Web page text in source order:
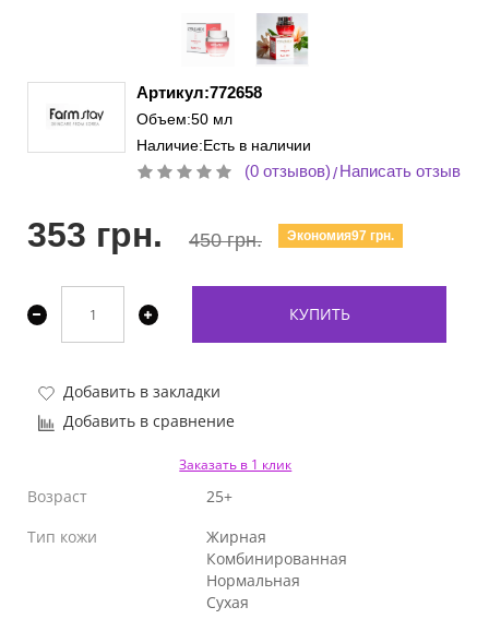
Артикул:772658
Объем:50 мл
Наличие:Есть в наличии
(0 отзывов)/Написать отзыв
353 грн. 450 грн. Экономия97 грн.
КУПИТЬ
Добавить в закладки
Добавить в сравнение
Заказать в 1 клик
Возраст
25+
Тип кожи
Жирная
Комбинированная
Нормальная
Сухая